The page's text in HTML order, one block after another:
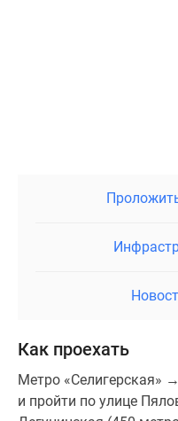
Как проехать
Метро «Селигерская»
и пройти по улице